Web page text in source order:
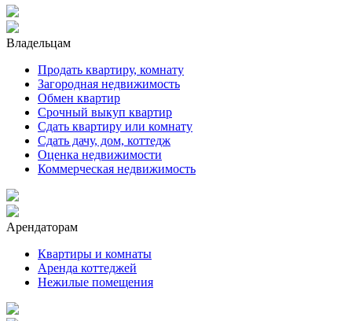
Владельцам
Продать квартиру, комнату
Загородная недвижимость
Обмен квартир
Срочный выкуп квартир
Сдать квартиру или комнату
Сдать дачу, дом, коттедж
Оценка недвижимости
Коммерческая недвижимость
Арендаторам
Квартиры и комнаты
Аренда коттеджей
Нежилые помещения